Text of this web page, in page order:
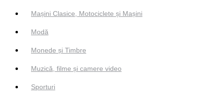
Mașini Clasice, Motociclete și Mașini
Modă
Monede și Timbre
Muzică, filme și camere video
Sporturi